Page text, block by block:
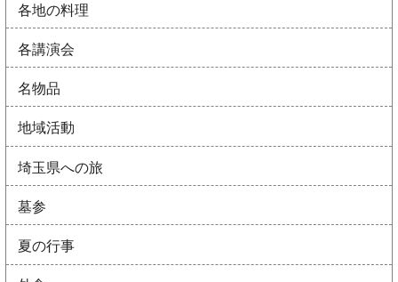
各地の料理
各講演会
名物品
地域活動
埼玉県への旅
墓参
夏の行事